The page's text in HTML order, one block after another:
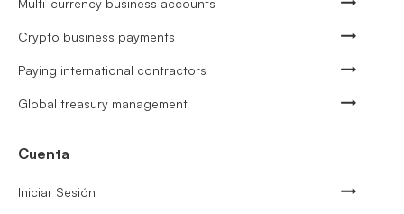
Crypto business payments
Paying international contractors
Global treasury management
Cuenta
Iniciar Sesión